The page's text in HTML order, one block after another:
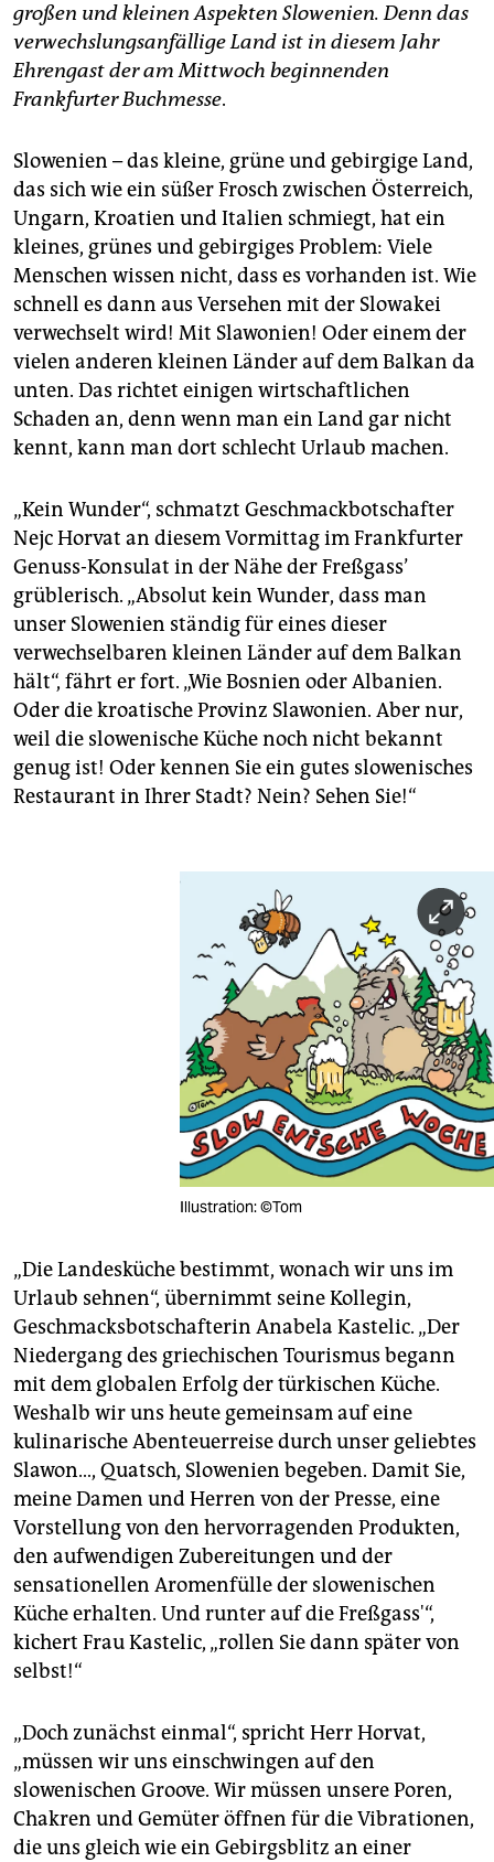
unterstützen
abo
genossenschaft
epaper login
großen und kleinen Aspekten Slowenien. Denn das
verwechslungsanfällige Land ist in diesem Jahr
Ehrengast der am Mittwoch beginnenden
Frankfurter Buchmesse.
Slowenien – das kleine, grüne und gebirgige Land,
das sich wie ein süßer Frosch zwischen Österreich,
Ungarn, Kroatien und Italien schmiegt, hat ein
kleines, grünes und gebirgiges Problem: Viele
Menschen wissen nicht, dass es vorhanden ist. Wie
schnell es dann aus Versehen mit der Slowakei
verwechselt wird! Mit Slawonien! Oder einem der
vielen anderen kleinen Länder auf dem Balkan da
unten. Das richtet einigen wirtschaftlichen
Schaden an, denn wenn man ein Land gar nicht
kennt, kann man dort schlecht Urlaub machen.
„Kein Wunder“, schmatzt Geschmackbotschafter
Nejc Horvat an diesem Vormittag im Frankfurter
Genuss-Konsulat in der Nähe der Freßgass’
grüblerisch. „Absolut kein Wunder, dass man
unser Slowenien ständig für eines dieser
verwechselbaren kleinen Länder auf dem Balkan
hält“, fährt er fort. „Wie Bosnien oder Albanien.
Oder die kroatische Provinz Slawonien. Aber nur,
weil die slowenische Küche noch nicht bekannt
genug ist! Oder kennen Sie ein gutes slowenisches
Restaurant in Ihrer Stadt? Nein? Sehen Sie!“
Illustration: ©Tom
„Die Landesküche bestimmt, wonach wir uns im
Urlaub sehnen“, übernimmt seine Kollegin,
Geschmacksbotschafterin Anabela Kastelic. „Der
Niedergang des griechischen Tourismus begann
mit dem globalen Erfolg der türkischen Küche.
Weshalb wir uns heute gemeinsam auf eine
kulinarische Abenteuerreise durch unser geliebtes
Slawon…, Quatsch, Slowenien begeben. Damit Sie,
meine Damen und Herren von der Presse, eine
Vorstellung von den hervorragenden Produkten,
den aufwendigen Zubereitungen und der
sensationellen Aromenfülle der slowenischen
Küche erhalten. Und runter auf die Freßgass'“,
kichert Frau Kastelic, „rollen Sie dann später von
selbst!“
„Doch zunächst einmal“, spricht Herr Horvat,
„müssen wir uns einschwingen auf den
slowenischen Groove. Wir müssen unsere Poren,
Chakren und Gemüter öffnen für die Vibrationen,
die uns gleich wie ein Gebirgsblitz an einer